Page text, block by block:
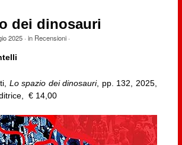
dei dinosauri
2025· in Recensioni·
Lo spazio dei dinosauri, pp. 132, 2025,
€ 14,00